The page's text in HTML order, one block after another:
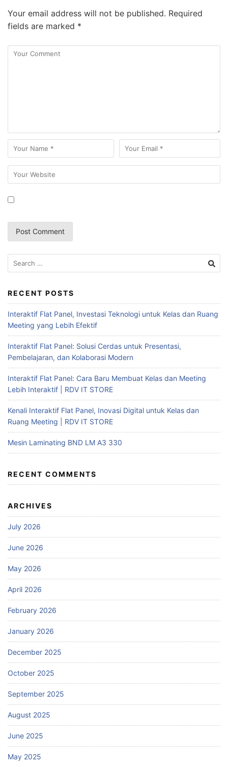
Your email address will not be published. Required
fields are marked *
RECENT POSTS
Interaktif Flat Panel, Investasi Teknologi untuk Kelas dan Ruang
Meeting yang Lebih Efektif
Interaktif Flat Panel: Solusi Cerdas untuk Presentasi,
Pembelajaran, dan Kolaborasi Modern
Interaktif Flat Panel: Cara Baru Membuat Kelas dan Meeting
Lebih Interaktif | RDV IT STORE
Kenali Interaktif Flat Panel, Inovasi Digital untuk Kelas dan
Ruang Meeting | RDV IT STORE
Mesin Laminating BND LM A3 330
RECENT COMMENTS
ARCHIVES
July 2026
June 2026
May 2026
April 2026
February 2026
January 2026
December 2025
October 2025
September 2025
August 2025
June 2025
May 2025